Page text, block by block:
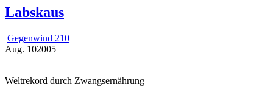
Labskaus
Gegenwind 210
Aug. 102005
Weltrekord durch Zwangsernährung